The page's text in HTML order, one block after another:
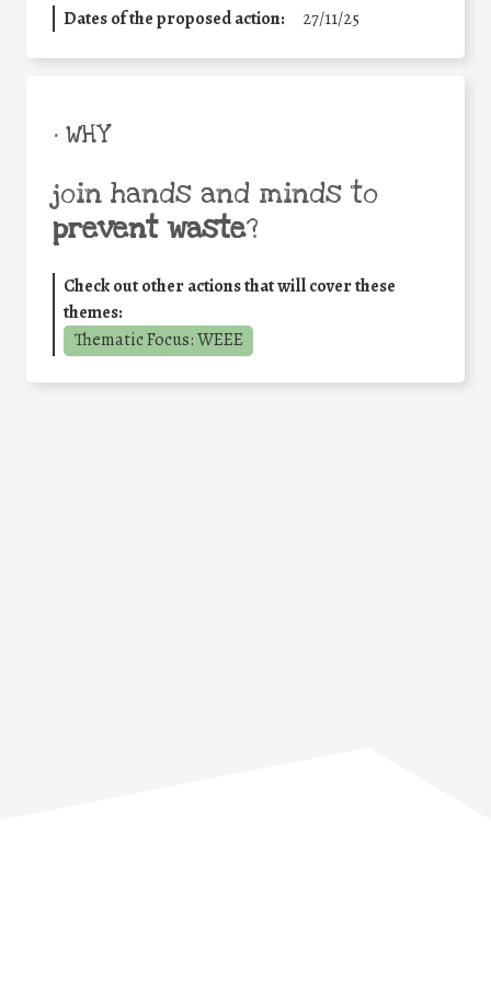
Dates of the proposed action: 27/11/25
• WHY
join hands and minds to
prevent waste?
Check out other actions that will cover these
themes:
Thematic Focus: WEEE